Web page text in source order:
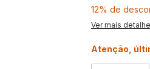
12% de
Ver mais
Atenção,